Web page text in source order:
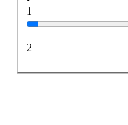
1
2